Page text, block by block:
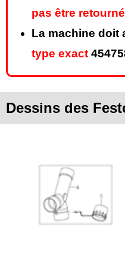
pas être
La machine doit
type exact
Dessins des